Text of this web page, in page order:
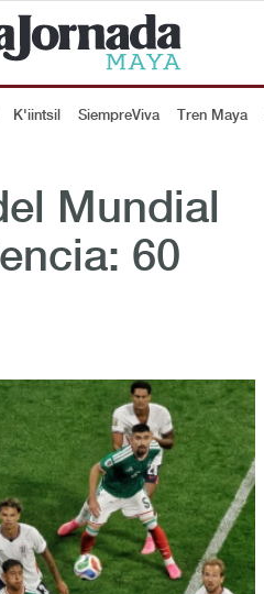
K'iintsil SiempreViva Tren Maya
Mundial
60